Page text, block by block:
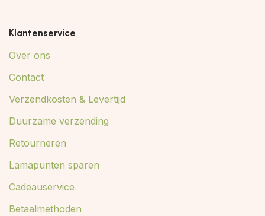
Klantenservice
Over ons
Contact
Verzendkosten & Levertijd
Duurzame verzending
Retourneren
Lamapunten sparen
Cadeauservice
Betaalmethoden